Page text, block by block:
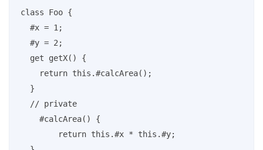
class Foo {